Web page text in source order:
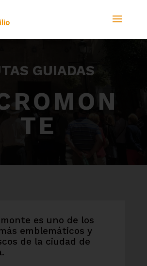
GUIADAS
TE
es uno de los
emblemáticos y
de la ciudad de